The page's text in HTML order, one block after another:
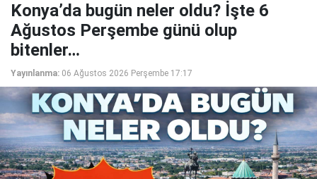
Konya’da bugün neler oldu? İşte 6
Ağustos Perşembe günü olup
bitenler…
Yayınlanma: 06 Ağustos 2026 Perşembe 17:17